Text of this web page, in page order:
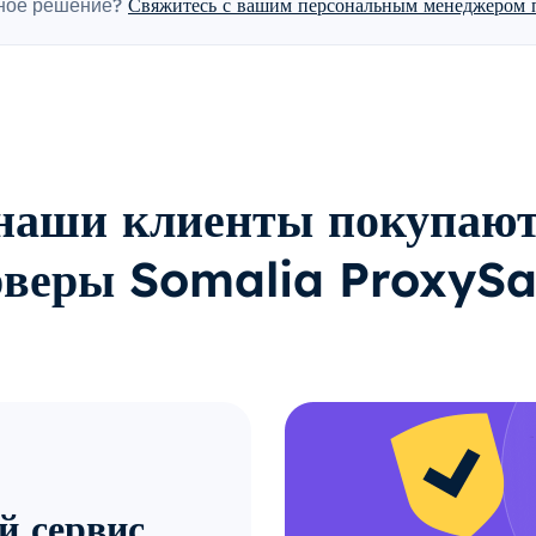
решение? Свяжитесь с вашим персональным менеджером
клиенты
Somalia